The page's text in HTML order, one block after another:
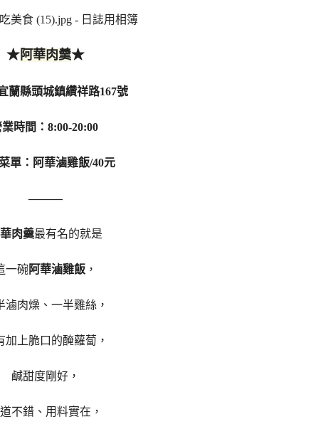
★阿華肉羹★
蘭縣頭城鎮纘祥路167號
時間：8:00-20:00
單：阿華滷雞飯/40元
———
肉羹最有名的就是
一碗阿華滷雞飯 ，
滷肉燥、一半雞絲，
加上脆口的醃蘿蔔，
鹹甜度剛好，
不錯、用料實在，